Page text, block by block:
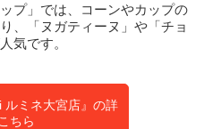
プ」では、コーンやカップの
、「ヌガティーヌ」や「チョ
気です。
ルミネ大宮店』の詳
ちら